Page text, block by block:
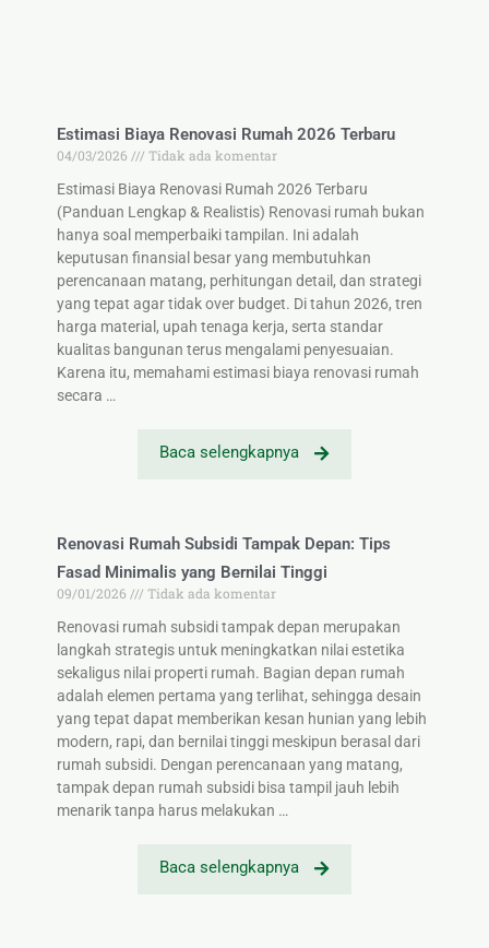
Estimasi Biaya Renovasi Rumah 2026 Terbaru
04/03/2026
Tidak ada komentar
Estimasi Biaya Renovasi Rumah 2026 Terbaru
(Panduan Lengkap & Realistis) Renovasi rumah bukan
hanya soal memperbaiki tampilan. Ini adalah
keputusan finansial besar yang membutuhkan
perencanaan matang, perhitungan detail, dan strategi
yang tepat agar tidak over budget. Di tahun 2026, tren
harga material, upah tenaga kerja, serta standar
kualitas bangunan terus mengalami penyesuaian.
Karena itu, memahami estimasi biaya renovasi rumah
secara …
Baca selengkapnya
Renovasi Rumah Subsidi Tampak Depan: Tips
Fasad Minimalis yang Bernilai Tinggi
09/01/2026
Tidak ada komentar
Renovasi rumah subsidi tampak depan merupakan
langkah strategis untuk meningkatkan nilai estetika
sekaligus nilai properti rumah. Bagian depan rumah
adalah elemen pertama yang terlihat, sehingga desain
yang tepat dapat memberikan kesan hunian yang lebih
modern, rapi, dan bernilai tinggi meskipun berasal dari
rumah subsidi. Dengan perencanaan yang matang,
tampak depan rumah subsidi bisa tampil jauh lebih
menarik tanpa harus melakukan …
Baca selengkapnya